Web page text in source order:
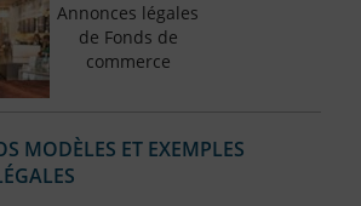
Annonces légales
de Fonds de
commerce
MODÈLES ET EXEMPLES